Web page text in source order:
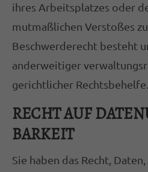
ihres Arbeitsplatzes oder
mutmaßlichen Verstoßes
Beschwerderecht besteht
anderweitiger
gerichtlicher Rechtsbehelfe.
RECHT AUF
BARKEIT
Sie haben das Recht,